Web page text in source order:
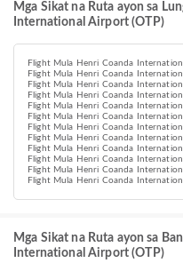
Mga Sikat na Ruta ayon sa
International Airport (OTP)
Flight Mula Henri Coanda
Flight Mula Henri Coanda
Flight Mula Henri Coanda
Flight Mula Henri Coanda
Flight Mula Henri Coanda
Flight Mula Henri Coanda
Flight Mula Henri Coanda
Flight Mula Henri Coanda
Flight Mula Henri Coanda
Flight Mula Henri Coanda
Flight Mula Henri Coanda
Flight Mula Henri Coanda
Mga Sikat na Ruta ayon sa
International Airport (OTP)